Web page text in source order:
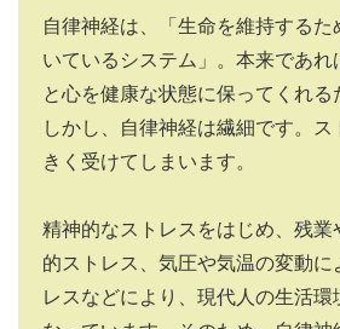
自律神経は、「生命を維持するた
いているシステム」。本来であれ
と心を健康な状態に保ってくれる
しかし、自律神経は繊細です。ス
きく受けてしまいます。
精神的なストレスをはじめ、残業
的ストレス、気圧や気温の変動に
レスなどにより、現代人の生活環